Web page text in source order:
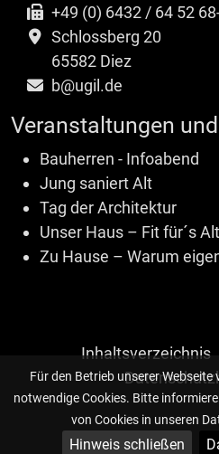
Für den Betrieb unserer
notwendige Cookies. Bitte
von Cookies in unseren
Hinweis schließen
+49 (0) 6432 / 64 52
Schlossberg 20
65582 Diez
b@ugil.de
Veranstaltungen
Bauherren - Infoabend
Jung saniert Alt
Tag der Architektur
Unser Haus – Fit für´s
Zu Hause – Warum
Inhaltsverzeichnis